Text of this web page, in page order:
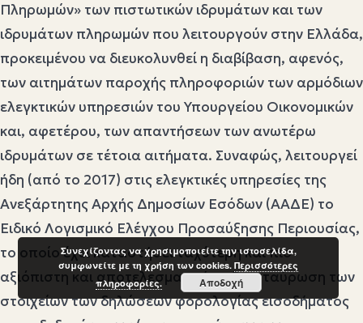
Πληρωμών» των πιστωτικών ιδρυμάτων και των
ιδρυμάτων πληρωμών που λειτουργούν στην Ελλάδα,
προκειμένου να διευκολυνθεί η διαβίβαση, αφενός,
των αιτημάτων παροχής πληροφοριών των αρμόδιων
ελεγκτικών υπηρεσιών του Υπουργείου Οικονομικών
και, αφετέρου, των απαντήσεων των ανωτέρω
ιδρυμάτων σε τέτοια αιτήματα. Συναφώς, λειτουργεί
ήδη (από το 2017) στις ελεγκτικές υπηρεσίες της
Ανεξάρτητης Αρχής Δημοσίων Εσόδων (ΑΑΔΕ) το
Ειδικό Λογισμικό Ελέγχου Προσαύξησης Περιουσίας,
το οποίο έχει καταστήσει ταχύτερη και πιο
αξιόπιστη και αποτελεσματική τη διασταύρωση των
στοιχείων των δηλώσεων φορολογίας εισοδήματος
Συνεχίζοντας να χρησιμοποιείτε την ιστοσελίδα,
συμφωνείτε με τη χρήση των cookies.Περισσότερες
πληροφορίες.
Αποδοχή